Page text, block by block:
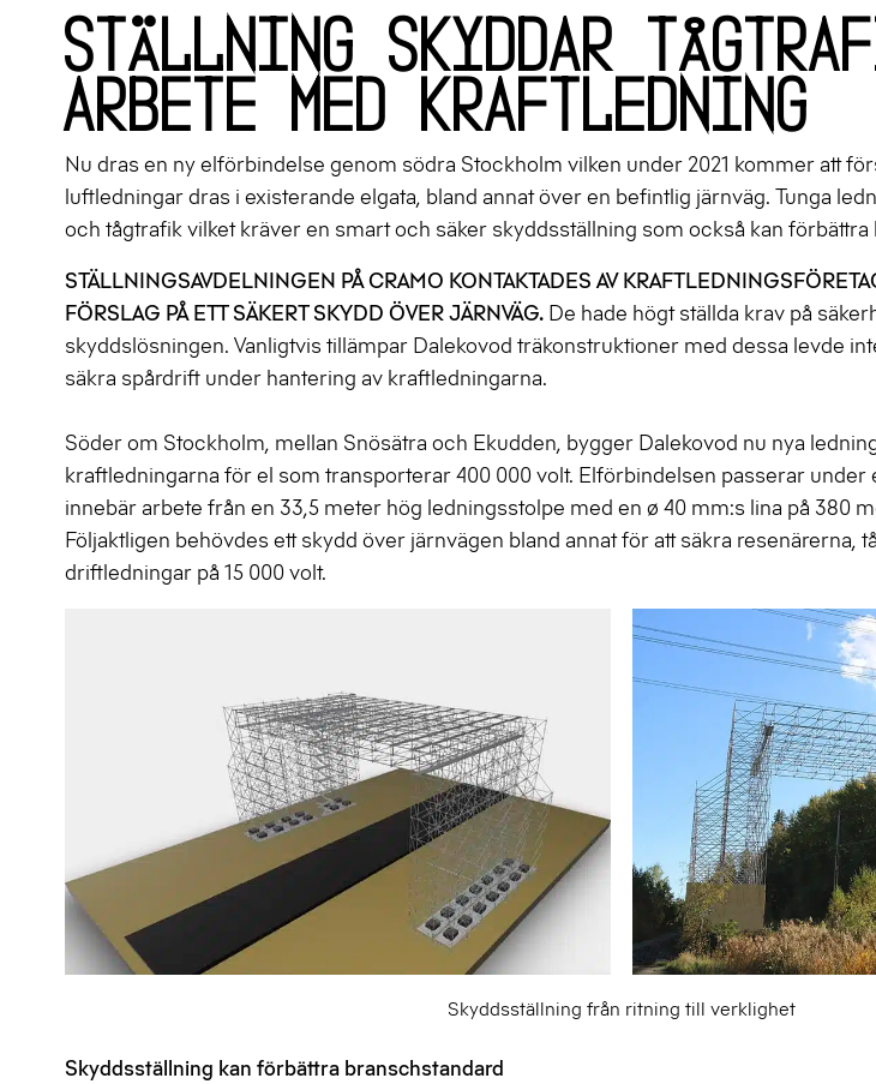
Ställning skyddar
arbete med kraftledning
Nu dras en ny elförbindelse genom södra Stockholm vilken under 2021 kommer att
luftledningar dras i existerande elgata, bland annat över en befintlig järnväg. Tunga
och tågtrafik vilket kräver en smart och säker skyddsställning som också kan
STÄLLNINGSAVDELNINGEN PÅ CRAMO KONTAKTADES AV
FÖRSLAG PÅ ETT SÄKERT SKYDD ÖVER JÄRNVÄG. De hade högt ställda krav på
skyddslösningen. Vanligtvis tillämpar Dalekovod träkonstruktioner med dessa levde
säkra spårdrift under hantering av kraftledningarna.
Söder om Stockholm, mellan Snösätra och Ekudden, bygger Dalekovod nu nya
kraftledningarna för el som transporterar 400 000 volt. Elförbindelsen passerar under
innebär arbete från en 33,5 meter hög ledningsstolpe med en ø 40 mm:s lina på 380
Följaktligen behövdes ett skydd över järnvägen bland annat för att säkra resenärerna,
driftledningar på 15 000 volt.
Skyddsställning från ritning till verklighet
Skyddsställning kan förbättra branschstandard